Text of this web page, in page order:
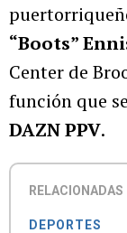
“Boots”
Center de
función que
DAZN PPV.
RELACIONADAS
DEPORTES